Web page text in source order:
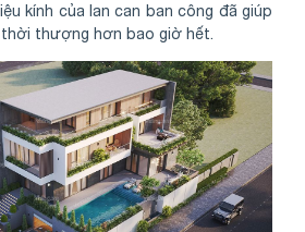
kính của lan can ban công đã giúp
thượng hơn bao giờ hết.